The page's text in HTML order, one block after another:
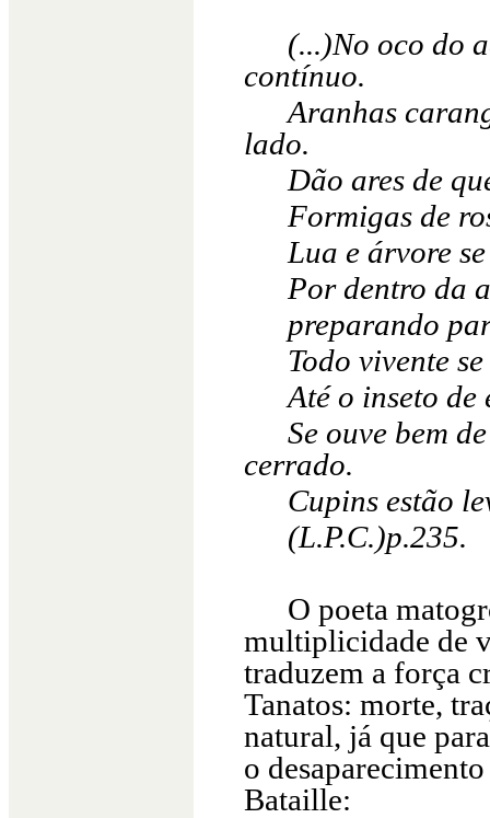
(...)No oco do
contínuo.
Aranhas
lado.
Dão ares de
Formigas de
Lua e árvore
Por dentro da
preparando
Todo vivente
Até o inseto de
Se ouve bem
cerrado.
Cupins estão
(L.P.C.)p.235.
O poeta
multiplicidade de
traduzem a força
Tanatos: morte,
natural, já que
o
Bataille: